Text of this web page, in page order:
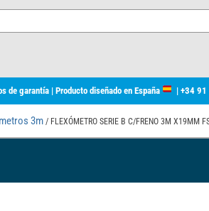
garantía | Producto diseñado en España | +34
3m / FLEXÓMETRO SERIE B C/FRENO 3M X19MM